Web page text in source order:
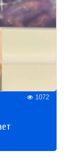
1072